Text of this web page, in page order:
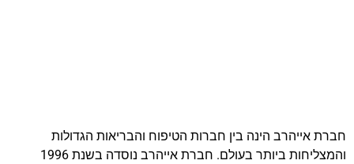
חברת אייהרב הינה בין חברות הטיפוח והבריאות הגדולות
והמצליחות ביותר בעולם. חברת אייהרב נוסדה בשנת 1996